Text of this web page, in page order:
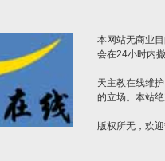
本网站无商业
会在24小时内撤
天主教在线维
的立场。本站
版权所无，欢